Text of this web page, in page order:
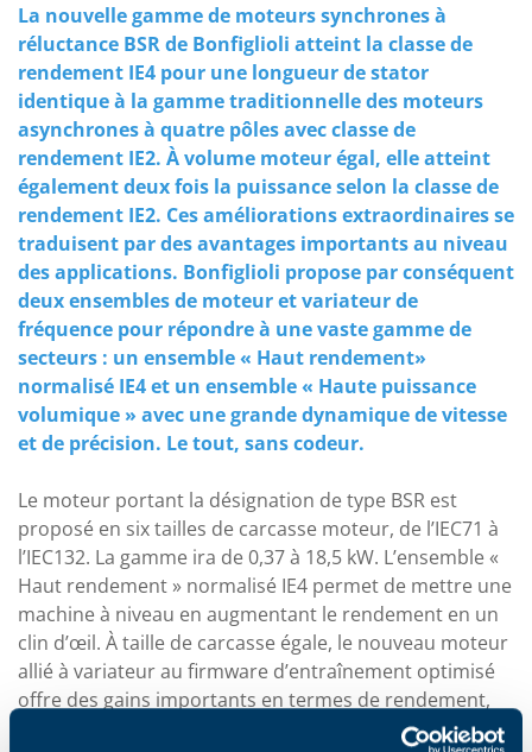
La nouvelle gamme de moteurs synchrones à
réluctance BSR de Bonfiglioli atteint la classe de
rendement IE4 pour une longueur de stator
identique à la gamme traditionnelle des moteurs
asynchrones à quatre pôles avec classe de
rendement IE2. À volume moteur égal, elle atteint
également deux fois la puissance selon la classe de
rendement IE2. Ces améliorations extraordinaires se
traduisent par des avantages importants au niveau
des applications. Bonfiglioli propose par conséquent
deux ensembles de moteur et variateur de
fréquence pour répondre à une vaste gamme de
secteurs : un ensemble « Haut rendement»
normalisé IE4 et un ensemble « Haute puissance
volumique » avec une grande dynamique de vitesse
et de précision. Le tout, sans codeur.
Le moteur portant la désignation de type BSR est
proposé en six tailles de carcasse moteur, de l’IEC71 à
l’IEC132. La gamme ira de 0,37 à 18,5 kW. L’ensemble «
Haut rendement » normalisé IE4 permet de mettre une
machine à niveau en augmentant le rendement en un
clin d’œil. À taille de carcasse égale, le nouveau moteur
allié à variateur au firmware d’entraînement optimisé
offre des gains importants en termes de rendement,
soit un retour sur investissement immédiat sous forme